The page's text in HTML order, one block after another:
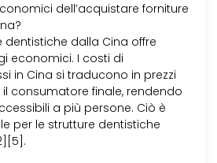
dell’acquistare forniture
dentistiche dalla Cina offre
economici. I costi di
in Cina si traducono in prezzi
consumatore finale, rendendo
a più persone. Ciò è
per le strutture dentistiche